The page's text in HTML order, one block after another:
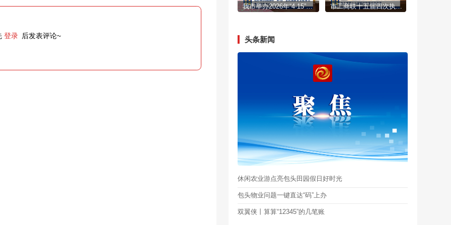
登录 后发表评论~
我市举办2026年“4·15”全民国家安全教育日集中宣传活动 市工商联十五届四次执委会议召开
头条新闻
休闲农业游点亮包头田园假日好时光
包头物业问题一键直达“码”上办
双翼侠丨算算“12345”的几笔账